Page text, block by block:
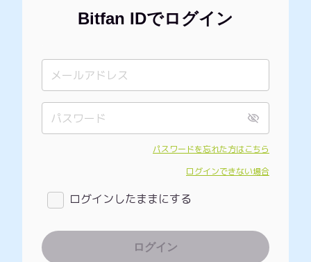
Bitfan IDでログイン
パスワードを忘れた方はこちら
ログインできない場合
ログインしたままにする